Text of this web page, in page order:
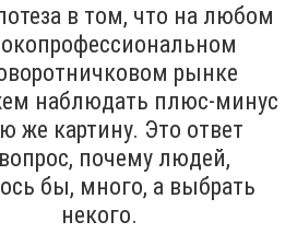
в том, что на любом
рынке
наблюдать плюс-минус
же картину. Это ответ
почему людей,
бы, много, а выбрать
некого.